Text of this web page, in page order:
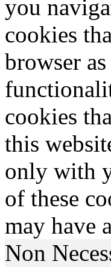
you
cookies
browser
cookies
this
only with
of these
may have
Non